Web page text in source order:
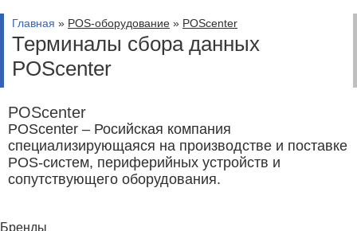
Главная » POS-оборудование » POScenter
Терминалы сбора данных
POScenter
POScenter
POScenter – Росийская компания
специализирующаяся на производстве и поставке
POS-систем, периферийных устройств и
сопутствующего оборудования.
Бренды